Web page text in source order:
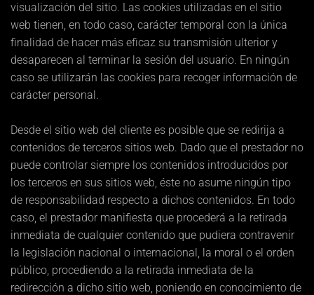
visualización del sitio. Las cookies utilizadas en el sitio
web tienen, en todo caso, carácter temporal con la única
finalidad de hacer más eficaz su transmisión ulterior y
desaparecen al terminar la sesión del usuario. En ningún
caso se utilizarán las cookies para recoger información de
carácter personal.
Desde el sitio web del cliente es posible que se redirija a
contenidos de terceros sitios web. Dado que el prestador no
puede controlar siempre los contenidos introducidos por
los terceros en sus sitios web, éste no asume ningún tipo
de responsabilidad respecto a dichos contenidos. En todo
caso, el prestador manifiesta que procederá a la retirada
inmediata de cualquier contenido que pudiera contravenir
la legislación nacional o internacional, la moral o el orden
público, procediendo a la retirada inmediata de la
redirección a dicho sitio web, poniendo en conocimiento de